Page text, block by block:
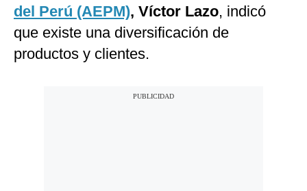
del Perú (AEPM), Víctor Lazo, indicó
que existe una diversificación de
productos y clientes.